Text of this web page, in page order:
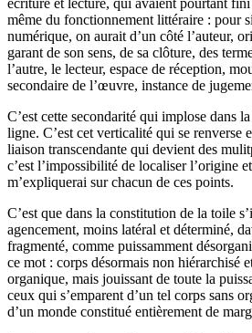
même du fonctionnement littéraire : pour
numérique, on aurait d’un côté l’auteur,
garant de son sens, de sa clôture, des
l’autre, le lecteur, espace de réception,
secondaire de l’œuvre, instance de
C’est cette secondarité qui implose dans
ligne. C’est cet verticalité qui se renverse
liaison transcendante qui devient des
c’est l’impossibilité de localiser l’origine
m’expliquerai sur chacun de ces points.
C’est que dans la constitution de la toile
agencement, moins latéral et déterminé,
fragmenté, comme puissamment
ce mot : corps désormais non hiérarchisé
organique, mais jouissant de toute la
ceux qui s’emparent d’un tel corps sans
d’un monde constitué entièrement de